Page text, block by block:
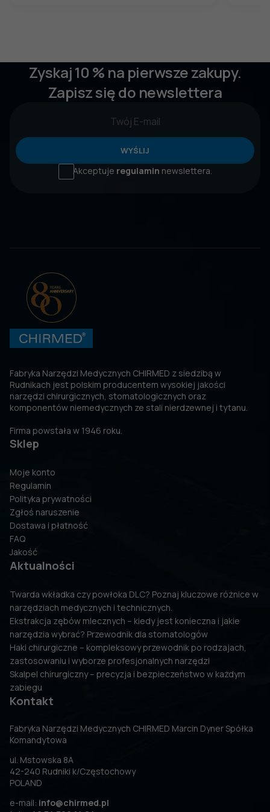
Zyskaj 10 % na pierwsze zakupy.
Zapisz się do newslettera
WYŚLIJ
Akceptuje regulamin newslettera.
Fabryka Narzędzi Medycznych CHIRMED z siedzibą w
Rudnikach jest polskim producentem wysokiej jakości
narzędzi chirurgicznych, stomatologicznych oraz
komponentów niemedycznych ze stali nierdzewnej i tytanu.
Firma powstała w 1946 roku.
Sklep
Moje konto
Regulamin
Polityka prywatności
Zgłoś naruszenie
Dostawa i płatność
FAQ
Jakość
Aktualności
Twarda wkładka czy powłoka DLC? Poznaj kluczowe różnice w
narzędziach medycznych i technicznych.
Ekstrakcja zębów mlecznych – kiedy jest konieczna i jakie
narzędzia wybrać? Przewodnik dla stomatologów
Haki chirurgiczne – kompleksowy przewodnik po rodzajach,
zastosowaniu i wyborze profesjonalnych narzędzi
Skalpel chirurgiczny – precyzja i bezpieczeństwo w każdym
zabiegu
Kontakt
Fabryka Narzędzi Medycznych CHIRMED Marcin Dyner Spółka
Komandytowa
ul. Mstowska 8A
42-240 Rudniki k/Częstochowy
POLAND
e-mail: info@chirmed.pl